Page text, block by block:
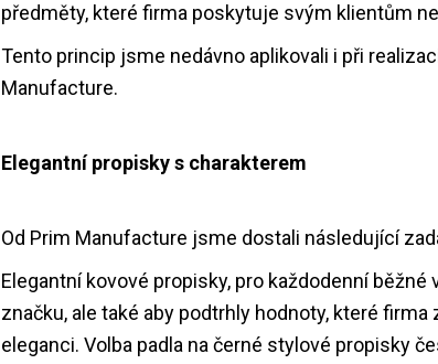
předměty, které firma poskytuje svým klientům
Tento princip jsme nedávno aplikovali i při
Manufacture.
Elegantní propisky s charakterem
Od Prim Manufacture jsme dostali následující
Elegantní kovové propisky, pro každodenní
značku, ale také aby podtrhly hodnoty, které
eleganci. Volba padla na černé stylové propisky